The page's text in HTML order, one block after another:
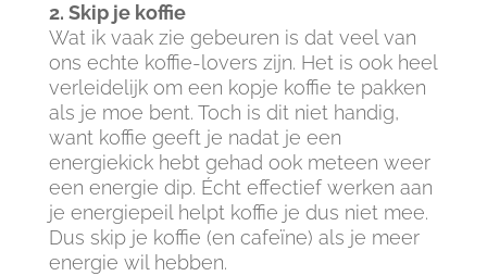
2. Skip je koffie
Wat ik vaak zie gebeuren is dat veel van
ons echte koffie-lovers zijn. Het is ook heel
verleidelijk om een kopje koffie te pakken
als je moe bent. Toch is dit niet handig,
want koffie geeft je nadat je een
energiekick hebt gehad ook meteen weer
een energie dip. Écht effectief werken aan
je energiepeil helpt koffie je dus niet mee.
Dus skip je koffie (en cafeïne) als je meer
energie wil hebben.